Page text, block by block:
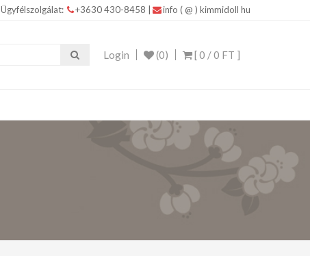
Ügyfélszolgálat: +3630 430-8458 info ( @ ) kimmidoll hu
[ 0 /0 FT ]
(0)
Login